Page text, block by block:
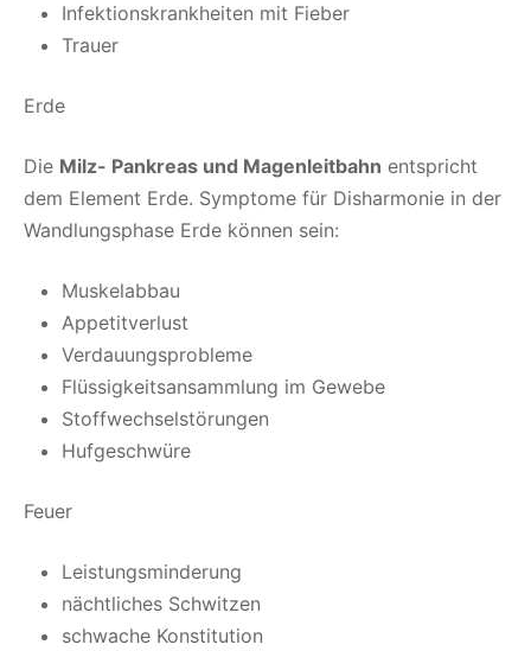
Infektionskrankheiten mit Fieber
Trauer
Erde
Die Milz- Pankreas und Magenleitbahn entspricht
dem Element Erde. Symptome für Disharmonie in der
Wandlungsphase Erde können sein:
Muskelabbau
Appetitverlust
Verdauungsprobleme
Flüssigkeitsansammlung im Gewebe
Stoffwechselstörungen
Hufgeschwüre
Feuer
Leistungsminderung
nächtliches Schwitzen
schwache Konstitution